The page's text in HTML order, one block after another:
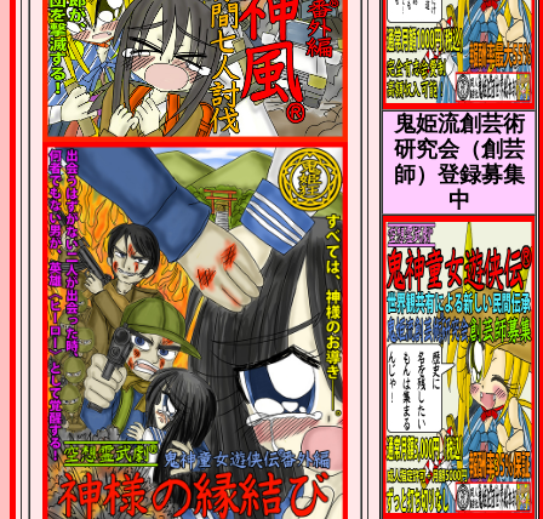
鬼姫流創芸術
研究会（創芸
師）登録募集
中